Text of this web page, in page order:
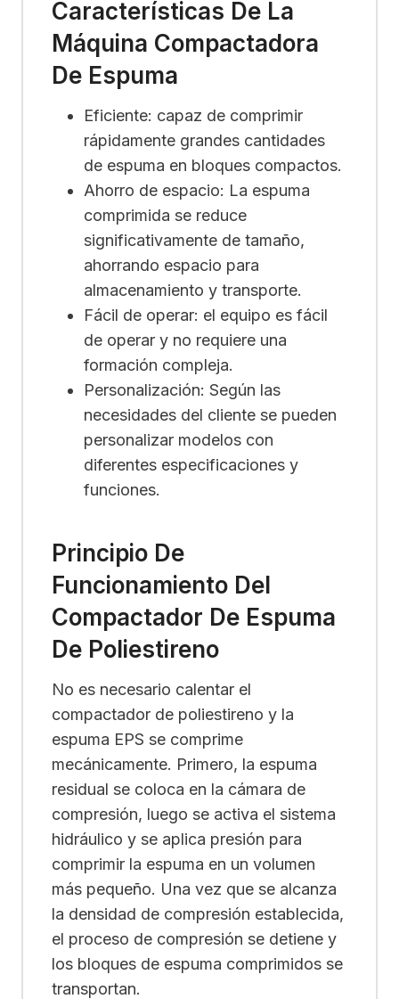
Características De La
Máquina Compactadora
De Espuma
Eficiente: capaz de comprimir
rápidamente grandes cantidades
de espuma en bloques compactos.
Ahorro de espacio: La espuma
comprimida se reduce
significativamente de tamaño,
ahorrando espacio para
almacenamiento y transporte.
Fácil de operar: el equipo es fácil
de operar y no requiere una
formación compleja.
Personalización: Según las
necesidades del cliente se pueden
personalizar modelos con
diferentes especificaciones y
funciones.
Principio De
Funcionamiento Del
Compactador De Espuma
De Poliestireno
No es necesario calentar el
compactador de poliestireno y la
espuma EPS se comprime
mecánicamente. Primero, la espuma
residual se coloca en la cámara de
compresión, luego se activa el sistema
hidráulico y se aplica presión para
comprimir la espuma en un volumen
más pequeño. Una vez que se alcanza
la densidad de compresión establecida,
el proceso de compresión se detiene y
los bloques de espuma comprimidos se
transportan.